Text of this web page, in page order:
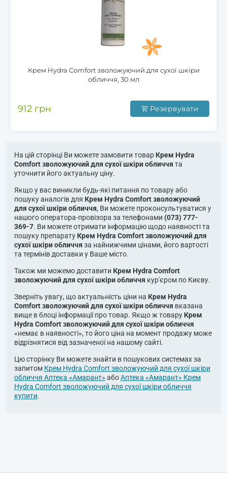
Крем Hydra Comfort зволожуючий для сухої шкіри
обличчя, 30 мл
Резервувати
912 грн
На цій сторінці Ви можете замовити товар Крем Hydra
Comfort зволожуючий для сухої шкіри обличчя та
уточнити його актуальну ціну.
Якщо у вас виникли будь-які питання по товару або
пошуку аналогів для Крем Hydra Comfort зволожуючий
для сухої шкіри обличчя, Ви можете проконсультуватися у
нашого оператора-провізора за телефонами (073) 777-
369-7. Ви можете отримати інформацію щодо наявності та
пошуку препарату Крем Hydra Comfort зволожуючий для
сухої шкіри обличчя за найнижчими цінами, його вартості
та термінів доставки у Ваше місто.
Також ми можемо доставити Крем Hydra Comfort
зволожуючий для сухої шкіри обличчя кур'єром по Києву.
Зверніть увагу, що актуальність ціни на Крем Hydra
Comfort зволожуючий для сухої шкіри обличчя вказана
вище в блоці інформації про товар. Якщо ж товару Крем
Hydra Comfort зволожуючий для сухої шкіри обличчя
«немає в наявності», то його ціна на момент продажу може
відрізнятися від зазначеної на нашому сайті.
Цю сторінку Ви можете знайти в пошукових системах за
запитом Крем Hydra Comfort зволожуючий для сухої шкіри
обличчя Аптека «Амарант» абоАптека «Амарант» Крем
Hydra Comfort зволожуючий для сухої шкіри обличчя
купити.